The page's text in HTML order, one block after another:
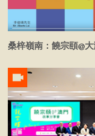
桑梓嶺南：饒宗頤@